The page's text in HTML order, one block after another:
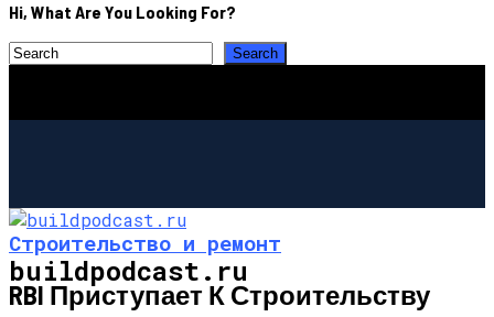
Hi, What Are You Looking For?
buildpodcast.ru
Строительство и ремонт
RBI Приступает К Строительству